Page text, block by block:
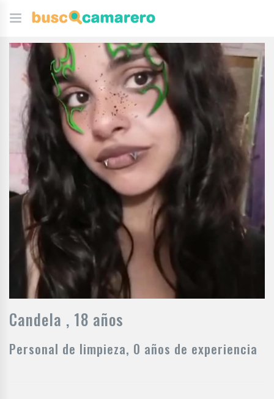
Candela , 18 años
Personal de limpieza, 0 años de experiencia